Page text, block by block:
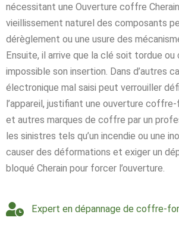
nécessitant une Ouverture coffre
vieillissement naturel des composants
dérèglement ou une usure des
Ensuite, il arrive que la clé soit tordue ou
impossible son insertion. Dans d’autres
électronique mal saisi peut verrouiller
l’appareil, justifiant une ouverture
et autres marques de coffre par un
les sinistres tels qu’un incendie ou une
causer des déformations et exiger un
bloqué Cherain pour forcer l’ouverture.
Expert en dépannage de coffre-